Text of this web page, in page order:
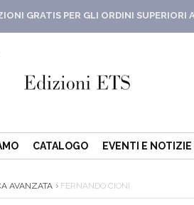
GRATIS PER GLI ORDINI SUPERIORI
CATALOGO EVENTI E NOTIZIE
AVANZATA FERNANDO CIONI